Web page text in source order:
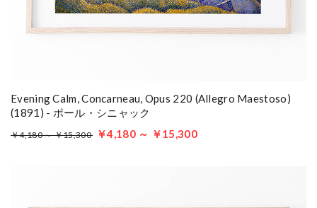
Evening Calm, Concarneau, Opus 220 (Allegro Maestoso)
(1891) - ポール・シニャック
￥4,180 ～ ￥15,300 ￥4,180 ～ ￥15,300